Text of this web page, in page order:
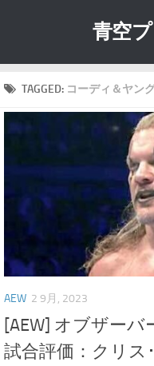
青空
TAGGED: コーディ＆ヤン
AEW 2 9月, 2023
[AEW] オブザーバ
試合評価：クリス